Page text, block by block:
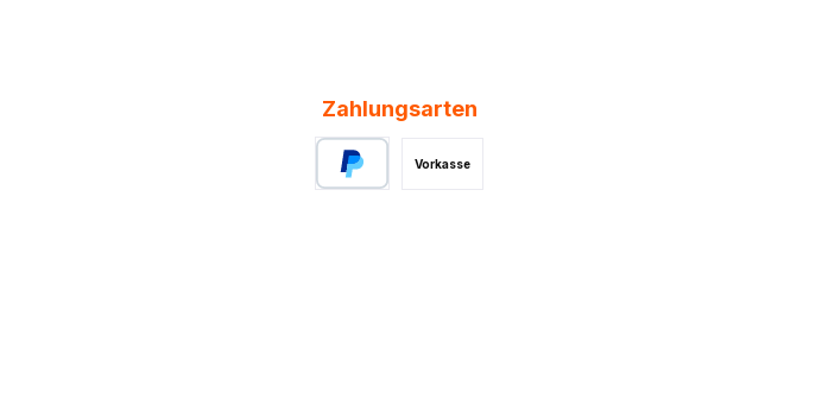
Zahlungsarten
Vorkasse